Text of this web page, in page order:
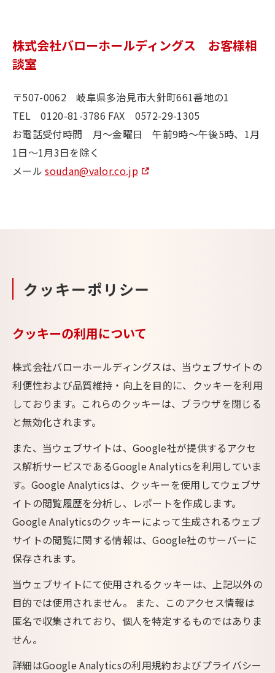
株式会社バローホールディングス お客様相
談室
〒507-0062 岐阜県多治見市大針町661番地の1
TEL 0120-81-3786 FAX 0572-29-1305
お電話受付時間 月～金曜日 午前9時～午後5時、1月
1日～1月3日を除く
メールsoudan@valor.co.jp
クッキーポリシー
クッキーの利用について
株式会社バローホールディングスは、当ウェブサイトの
利便性および品質維持・向上を目的に、クッキーを利用
しております。これらのクッキーは、ブラウザを閉じる
と無効化されます。
また、当ウェブサイトは、Google社が提供するアクセ
ス解析サービスであるGoogle Analyticsを利用していま
す。Google Analyticsは、クッキーを使用してウェブサ
イトの閲覧履歴を分析し、レポートを作成します。
Google Analyticsのクッキーによって生成されるウェブ
サイトの閲覧に関する情報は、Google社のサーバーに
保存されます。
当ウェブサイトにて使用されるクッキーは、上記以外の
目的では使用されません。 また、このアクセス情報は
匿名で収集されており、個人を特定するものではありま
せん。
詳細はGoogle Analyticsの利用規約およびプライバシー